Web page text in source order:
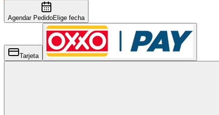
Agendar PedidoElige fecha
Tarjeta